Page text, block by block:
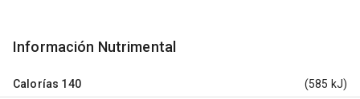
Información Nutrimental
Calorías 140 (585 kJ)